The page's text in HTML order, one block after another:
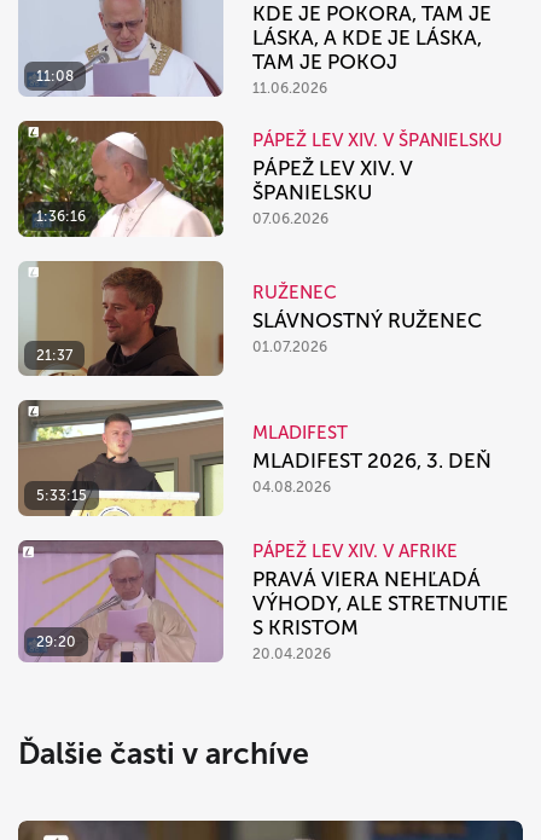
11:08
KDE JE POKORA, TAM JE
LÁSKA, A KDE JE LÁSKA,
TAM JE POKOJ
11.06.2026
1:36:16
PÁPEŽ LEV XIV. V ŠPANIELSKU
PÁPEŽ LEV XIV. V
ŠPANIELSKU
07.06.2026
21:37
RUŽENEC
SLÁVNOSTNÝ RUŽENEC
01.07.2026
5:33:15
MLADIFEST
MLADIFEST 2026, 3. DEŇ
04.08.2026
29:20
PÁPEŽ LEV XIV. V AFRIKE
PRAVÁ VIERA NEHĽADÁ
VÝHODY, ALE STRETNUTIE
S KRISTOM
20.04.2026
Ďalšie časti v archíve